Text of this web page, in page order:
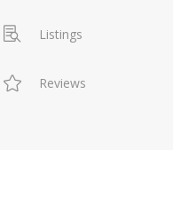
Listings
Reviews